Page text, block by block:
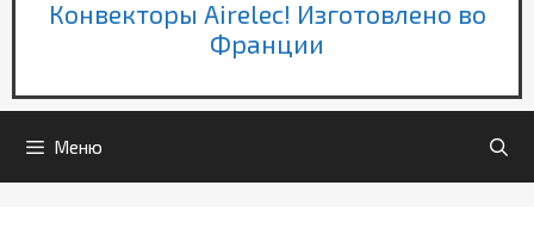
Конвекторы Airelec! Изготовлено во
Франции
Меню